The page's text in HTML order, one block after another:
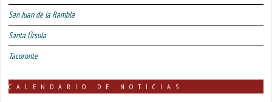
San Juan de la Rambla
Santa Úrsula
Tacoronte
CALENDARIO DE NOTICIAS